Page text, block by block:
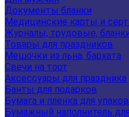
Документы бланки
Медицинские карты и
Журналы, трудовые,
Товары для праздников
Мешочки из льна, бархата
Свечи на торт
Аксессуары для праздника
Банты для подарков
Бумага и пленка для
Бумажный наполнитель